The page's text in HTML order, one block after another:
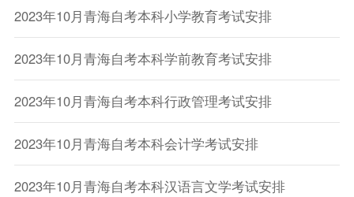
2023年10月青海自考本科小学教育考试安排
2023年10月青海自考本科学前教育考试安排
2023年10月青海自考本科行政管理考试安排
2023年10月青海自考本科会计学考试安排
2023年10月青海自考本科汉语言文学考试安排